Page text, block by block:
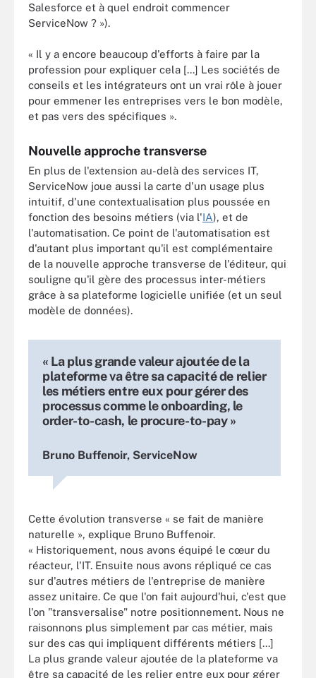
Salesforce et à quel endroit commencer
ServiceNow ? »).
« Il y a encore beaucoup d'efforts à faire par la
profession pour expliquer cela [...] Les sociétés de
conseils et les intégrateurs ont un vrai rôle à jouer
pour emmener les entreprises vers le bon modèle,
et pas vers des spécifiques ».
Nouvelle approche transverse
En plus de l'extension au-delà des services IT,
ServiceNow joue aussi la carte d'un usage plus
intuitif, d'une contextualisation plus poussée en
fonction des besoins métiers (via l'IA), et de
l'automatisation. Ce point de l'automatisation est
d'autant plus important qu'il est complémentaire
de la nouvelle approche transverse de l'éditeur, qui
souligne qu'il gère des processus inter-métiers
grâce à sa plateforme logicielle unifiée (et un seul
modèle de données).
« La plus grande valeur ajoutée de la
plateforme va être sa capacité de relier
les métiers entre eux pour gérer des
processus comme le onboarding, le
order-to-cash, le procure-to-pay »
Bruno Buffenoir, ServiceNow
Cette évolution transverse « se fait de manière
naturelle », explique Bruno Buffenoir.
« Historiquement, nous avons équipé le cœur du
réacteur, l'IT. Ensuite nous avons répliqué ce cas
sur d'autres métiers de l'entreprise de manière
assez unitaire. Ce que l'on fait aujourd'hui, c'est que
l'on "transversalise" notre positionnement. Nous ne
raisonnons plus simplement par cas métier, mais
sur des cas qui impliquent différents métiers [...]
La plus grande valeur ajoutée de la plateforme va
être sa capacité de les relier entre eux pour gérer